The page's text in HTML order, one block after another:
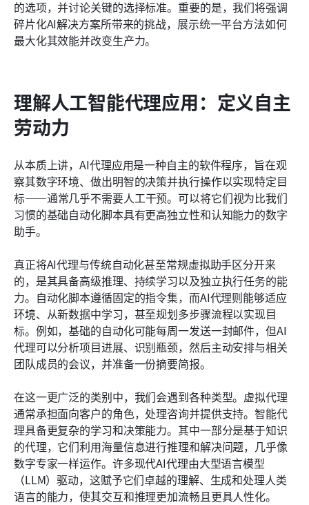
的选项，并讨论关键的选择标准。重要的是，我们将强调
碎片化AI解决方案所带来的挑战，展示统一平台方法如何
最大化其效能并改变生产力。
理解人工智能代理应用：定义自主
劳动力
从本质上讲，AI代理应用是一种自主的软件程序，旨在观
察其数字环境、做出明智的决策并执行操作以实现特定目
标——通常几乎不需要人工干预。可以将它们视为比我们
习惯的基础自动化脚本具有更高独立性和认知能力的数字
助手。
真正将AI代理与传统自动化甚至常规虚拟助手区分开来
的，是其具备高级推理、持续学习以及独立执行任务的能
力。自动化脚本遵循固定的指令集，而AI代理则能够适应
环境、从新数据中学习，甚至规划多步骤流程以实现目
标。例如，基础的自动化可能每周一发送一封邮件，但AI
代理可以分析项目进展、识别瓶颈，然后主动安排与相关
团队成员的会议，并准备一份摘要简报。
在这一更广泛的类别中，我们会遇到各种类型。虚拟代理
通常承担面向客户的角色，处理咨询并提供支持。智能代
理具备更复杂的学习和决策能力。其中一部分是基于知识
的代理，它们利用海量信息进行推理和解决问题，几乎像
数字专家一样运作。许多现代AI代理由大型语言模型
（LLM）驱动，这赋予它们卓越的理解、生成和处理人类
语言的能力，使其交互和推理更加流畅且更具人性化。
前路展望：人工智能代理技术的不断演变
结论